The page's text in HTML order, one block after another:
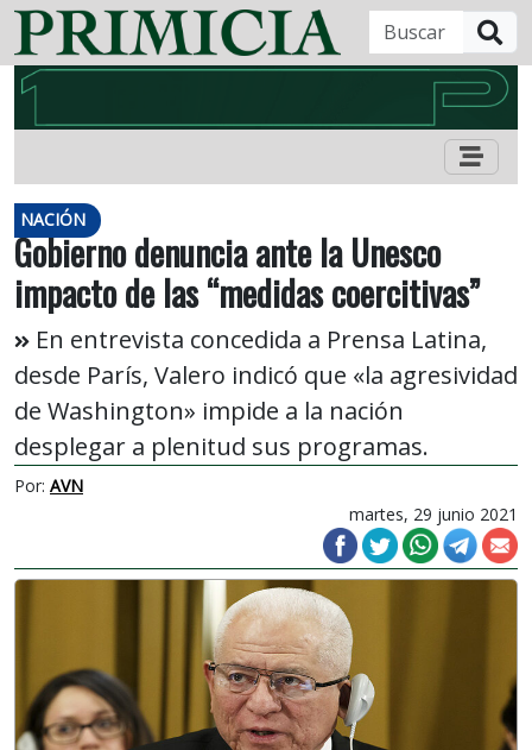
NACIÓN
Gobierno denuncia ante la Unesco
impacto de las “medidas coercitivas”
En entrevista concedida a Prensa Latina,
desde París, Valero indicó que «la agresividad
de Washington» impide a la nación
desplegar a plenitud sus programas.
Por: AVN
martes, 29 junio 2021